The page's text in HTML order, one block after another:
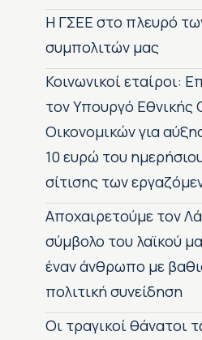
H ΓΣΕΕ στο πλευρό
συμπολιτών μας
Κοινωνικοί εταίροι:
τον Υπουργό Εθνικής
Οικονομικών για
10 ευρώ του
σίτισης των
Αποχαιρετούμε τον
σύμβολο του λαϊκού
έναν άνθρωπο με
πολιτική συνείδηση
Οι τραγικοί θάνατοι